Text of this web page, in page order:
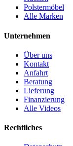
Polstermöbel
Alle Marken
Unternehmen
Über uns
Kontakt
Anfahrt
Beratung
Lieferung
Finanzierung
Alle Videos
Rechtliches